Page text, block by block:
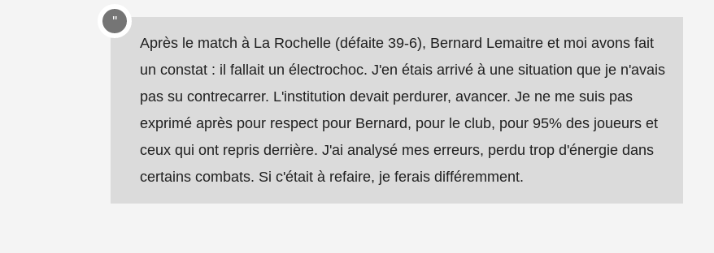
Après le match à La Rochelle (défaite 39-6), Bernard Lemaitre et moi avons fait
un constat : il fallait un électrochoc. J'en étais arrivé à une situation que je n'avais
pas su contrecarrer. L'institution devait perdurer, avancer. Je ne me suis pas
exprimé après pour respect pour Bernard, pour le club, pour 95% des joueurs et
ceux qui ont repris derrière. J'ai analysé mes erreurs, perdu trop d'énergie dans
certains combats. Si c'était à refaire, je ferais différemment.